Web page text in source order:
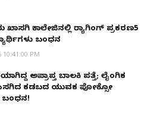
ಕಾಲೇಜಿನಲ್ಲಿ ರ‌್ಯಾಗಿಂಗ್ ಪ್ರಕರಣ5
ಬಂಧನ
10:41:00 PM
ಅಪ್ರಾಪ್ತ ಬಾಲಕಿ ಪತ್ತೆ; ಲೈಂಗಿಕ
ಕಡಬದ ಯುವಕ ಪೋಕ್ಸೋ